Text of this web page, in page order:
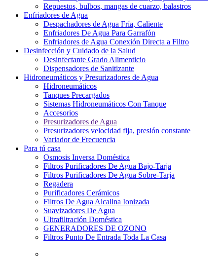
Repuestos, bulbos, mangas de cuarzo, balastros
Enfriadores de Agua
Despachadores de Agua Fría, Caliente
Enfriadores De Agua Para Garrafón
Enfriadores de Agua Conexión Directa a Filtro
Desinfección y Cuidado de la Salud
Desinfectante Grado Alimenticio
Dispensadores de Sanitizante
Hidroneumáticos y Presurizadores de Agua
Hidroneumáticos
Tanques Precargados
Sistemas Hidroneumáticos Con Tanque
Accesorios
Presurizadores de Agua
Presurizadores velocidad fija, presión constante
Variador de Frecuencia
Para tú casa
Osmosis Inversa Doméstica
Filtros Purificadores De Agua Bajo-Tarja
Filtros Purificadores De Agua Sobre-Tarja
Regadera
Purificadores Cerámicos
Filtros De Agua Alcalina Ionizada
Suavizadores De Agua
Ultrafiltración Doméstica
GENERADORES DE OZONO
Filtros Punto De Entrada Toda La Casa